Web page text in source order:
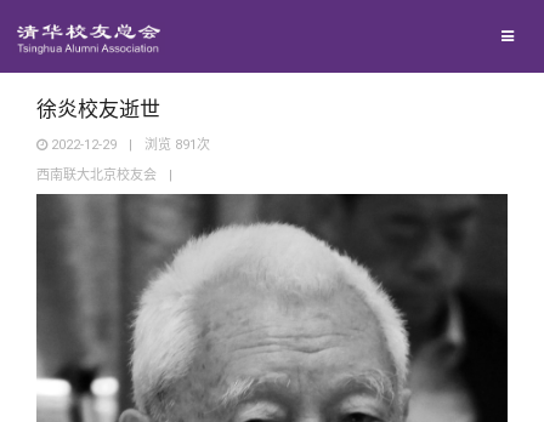
捐赠新闻
捐赠纪事
媒体平台
《清华校友通讯》
《水木清华》
百年清华
清华人物
校友服务
徐炎校友逝世
2022-12-29 | 浏览 891 次
西南联大北京校友会
|